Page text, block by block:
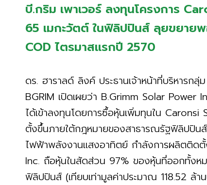
บี.กริม เพาเวอร์ ลงทุนโครงการ
65 เมกะวัตต์ ในฟิลิปปินส์ ลุยขยา
COD ไตรมาสแรกปี 2570
ดร. ฮาราลด์ ลิงค์ ประธานเจ้าหน้าที่บริหารกลุ่
BGRIM เปิดเผยว่า B.Grimm Solar
ได้เข้าลงทุนโดยการซื้อหุ้นเพิ่มทุนใน
ตั้งขึ้นภายใต้กฎหมายของสาธารณรัฐฟิลิปปิน
ไฟฟ้าพลังงานแสงอาทิตย์ กำลังการผลิตติด
Inc. ถือหุ้นในสัดส่วน 97% ของหุ้นที่ออกทั้งห
ฟิลิปปินส์ (เทียบเท่ามูลค่าประมาณ 118.52 ล้า